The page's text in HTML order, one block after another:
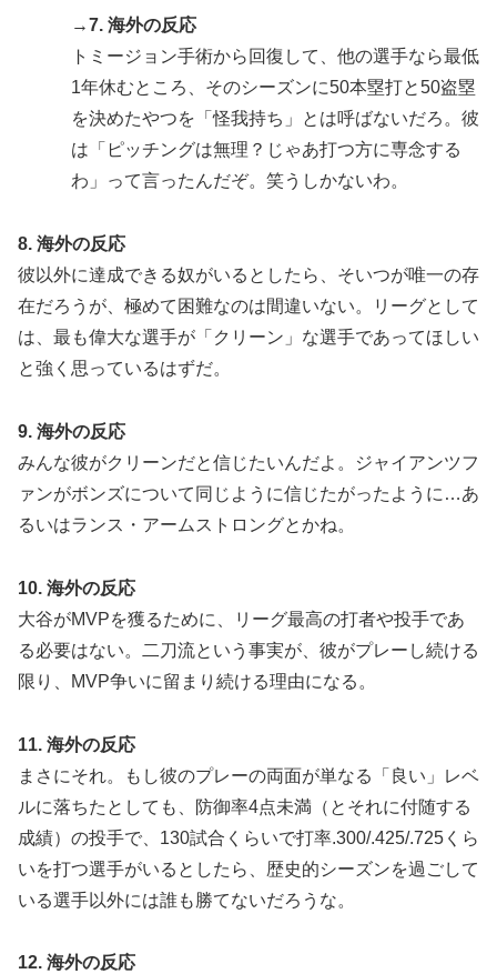
→7. 海外の反応
トミージョン手術から回復して、他の選手なら最低
1年休むところ、そのシーズンに50本塁打と50盗塁
を決めたやつを「怪我持ち」とは呼ばないだろ。彼
は「ピッチングは無理？じゃあ打つ方に専念する
わ」って言ったんだぞ。笑うしかないわ。
8. 海外の反応
彼以外に達成できる奴がいるとしたら、そいつが唯一の存
在だろうが、極めて困難なのは間違いない。リーグとして
は、最も偉大な選手が「クリーン」な選手であってほしい
と強く思っているはずだ。
9. 海外の反応
みんな彼がクリーンだと信じたいんだよ。ジャイアンツフ
ァンがボンズについて同じように信じたがったように…あ
るいはランス・アームストロングとかね。
10. 海外の反応
大谷がMVPを獲るために、リーグ最高の打者や投手であ
る必要はない。二刀流という事実が、彼がプレーし続ける
限り、MVP争いに留まり続ける理由になる。
11. 海外の反応
まさにそれ。もし彼のプレーの両面が単なる「良い」レベ
ルに落ちたとしても、防御率4点未満（とそれに付随する
成績）の投手で、130試合くらいで打率.300/.425/.725くら
いを打つ選手がいるとしたら、歴史的シーズンを過ごして
いる選手以外には誰も勝てないだろうな。
12. 海外の反応